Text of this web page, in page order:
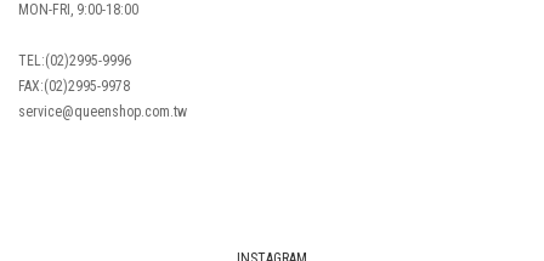
MON-FRI, 9:00-18:00
TEL:(02)2995-9996
FAX:(02)2995-9978
service@queenshop.com.tw